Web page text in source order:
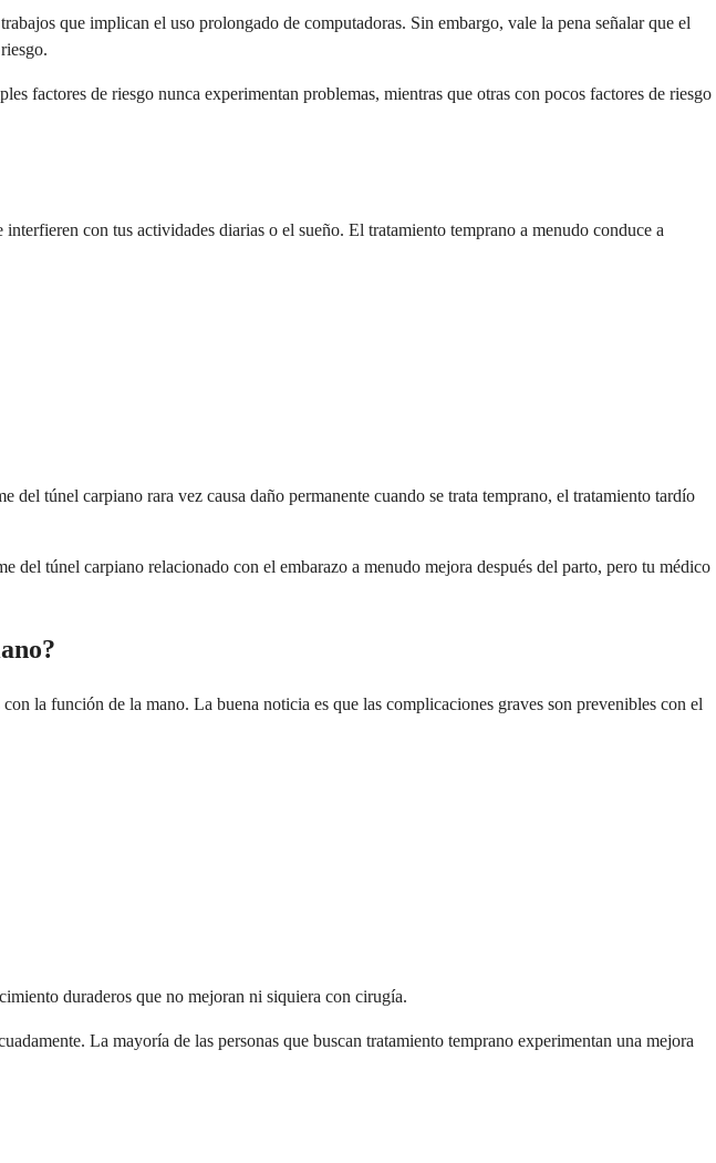
que implican el uso prolongado de computadoras. Sin embargo, vale la pena señalar que el
factores de riesgo nunca experimentan problemas, mientras que otras con pocos factores de riesgo
con tus actividades diarias o el sueño. El tratamiento temprano a menudo conduce a
túnel carpiano rara vez causa daño permanente cuando se trata temprano, el tratamiento tardío
del túnel carpiano relacionado con el embarazo a menudo mejora después del parto, pero tu médico
la función de la mano. La buena noticia es que las complicaciones graves son prevenibles con el
duraderos que no mejoran ni siquiera con cirugía.
La mayoría de las personas que buscan tratamiento temprano experimentan una mejora